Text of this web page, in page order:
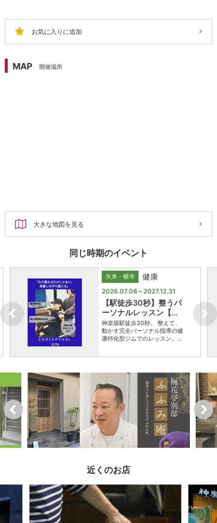
お気に入りに追加
MAP 開催場所
大きな地図を見る
同じ時期のイベント
矢来・横寺 健康
2026.07.08～2027.12.31
【駅徒歩30秒】整うパ
ーソナルレッスン【…
神楽坂駅徒歩30秒。 整えて、
動かす完全パーソナル指導の健
康特化型ジムでのレッスン。…
近くのお店